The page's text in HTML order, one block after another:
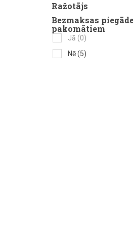
Ražotājs
Bezmaksas
pakomātiem
Jā (0)
Nē(5)